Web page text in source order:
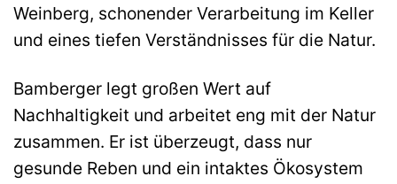
Weinberg, schonender Verarbeitung im Keller
und eines tiefen Verständnisses für die Natur.
Bamberger legt großen Wert auf
Nachhaltigkeit und arbeitet eng mit der Natur
zusammen. Er ist überzeugt, dass nur
gesunde Reben und ein intaktes Ökosystem